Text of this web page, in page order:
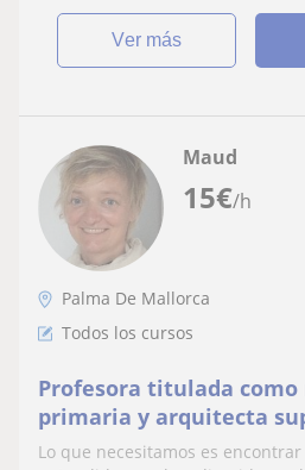
ver más
15€/h
Maud
Palma De Mallorca
Todos los cursos
Profesora titulada como
primaria y arquitecta
clase de matematicas e
Lo que necesitamos es